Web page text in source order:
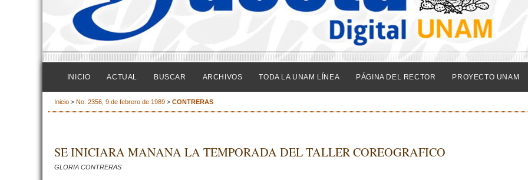
INICIO ACTUAL BUSCAR ARCHIVOS TODA LA UNAM LÍNEA PÁGINA DEL RECTOR PROYECTO UNAM
Inicio > No. 2356, 9 de febrero de 1989 > CONTRERAS
SE INICIARA MANANA LA TEMPORADA DEL TALLER COREOGRAFICO
GLORIA CONTRERAS